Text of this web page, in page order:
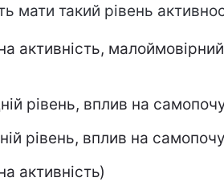
мати такий рівень
активність, малоймовірний
рівень, вплив на
рівень, вплив на
активність)